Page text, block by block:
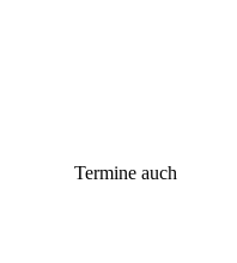
Termine auch